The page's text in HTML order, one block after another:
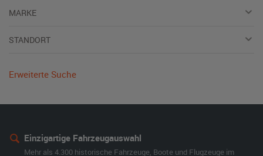
MARKE
STANDORT
Erweiterte Suche
Einzigartige Fahrzeugauswahl
Mehr als 4.300 historische Fahrzeuge, Boote und Flugzeuge im